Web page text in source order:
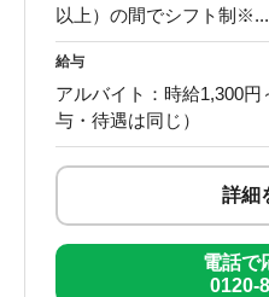
以上）の間でシフト制※...
給与
アルバイト：時給1,300
与・待遇は同じ）
詳細
電話で
0120-